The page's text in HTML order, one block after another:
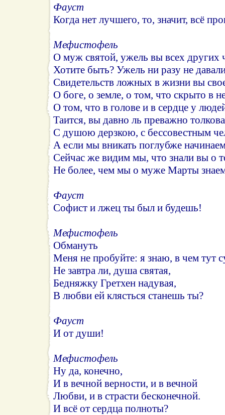
Фауст
Когда нет лучшего, то, значит, всё
Мефистофель
О муж святой, ужель вы всех других
Хотите быть? Ужель ни разу не
Свидетельств ложных в жизни вы
О боге, о земле, о том, что скрыто в
О том, что в голове и в сердце у
Таится, вы давно ль преважно
С душою дерзкою, с бессовестным
А если мы вникать поглубже
Сейчас же видим мы, что знали вы о
Не более, чем мы о муже Марты
Фауст
Софист и лжец ты был и будешь!
Мефистофель
Обмануть
Меня не пробуйте: я знаю, в чем тут
Не завтра ли, душа святая,
Бедняжку Гретхен надувая,
В любви ей клясться станешь ты?
Фауст
И от души!
Мефистофель
Ну да, конечно,
И в вечной верности, и в вечной
Любви, и в страсти бесконечной.
И всё от сердца полноты?